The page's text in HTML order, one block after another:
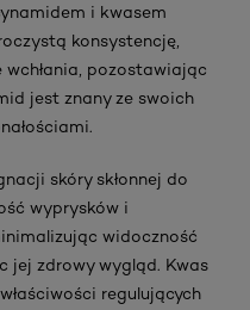
i kwasem
konsystencję,
wchłania, pozostawiając
jest znany ze swoich
skóry skłonnej do
wyprysków i
widoczność
jej zdrowy wygląd. Kwas
regulujących